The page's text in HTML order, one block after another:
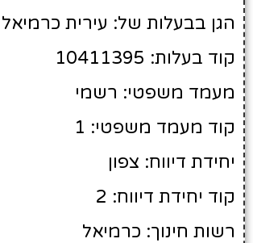
הגן בבעלות של: עירית כרמיאל
קוד בעלות: 10411395
מעמד משפטי: רשמי
קוד מעמד משפטי: 1
יחידת דיווח: צפון
קוד יחידת דיווח: 2
רשות חינוך: כרמיאל